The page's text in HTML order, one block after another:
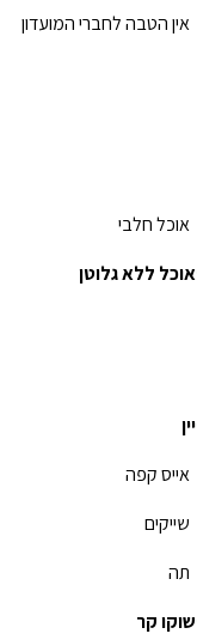
אין הטבה לחברי המועדון
אוכל חלבי
אוכל ללא גלוטן
יין
אייס קפה
שייקים
תה
שוקו קר